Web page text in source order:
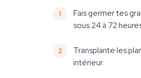
Fais germer tes
sous 24 à 72
Transplante les
intérieur.